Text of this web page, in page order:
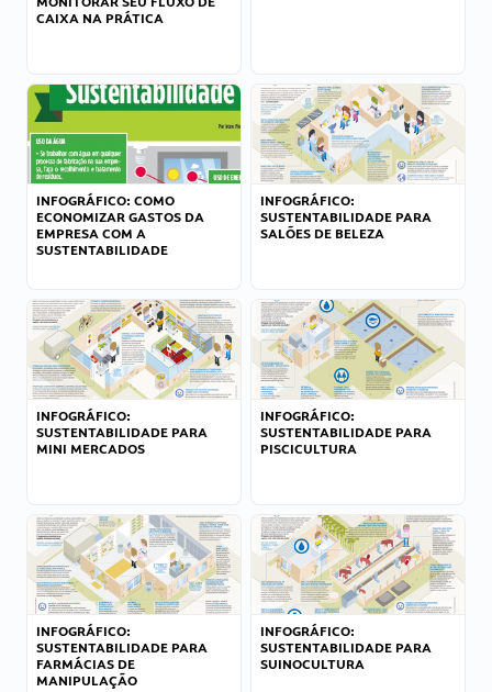
CAIXA NA PRÁTICA
INFOGRÁFICO: COMO
ECONOMIZAR GASTOS DA
EMPRESA COM A
SUSTENTABILIDADE
INFOGRÁFICO:
SUSTENTABILIDADE PARA
SALÕES DE BELEZA
INFOGRÁFICO:
SUSTENTABILIDADE PARA
MINI MERCADOS
INFOGRÁFICO:
SUSTENTABILIDADE PARA
PISCICULTURA
INFOGRÁFICO:
SUSTENTABILIDADE PARA
FARMÁCIAS DE
MANIPULAÇÃO
INFOGRÁFICO:
SUSTENTABILIDADE PARA
SUINOCULTURA